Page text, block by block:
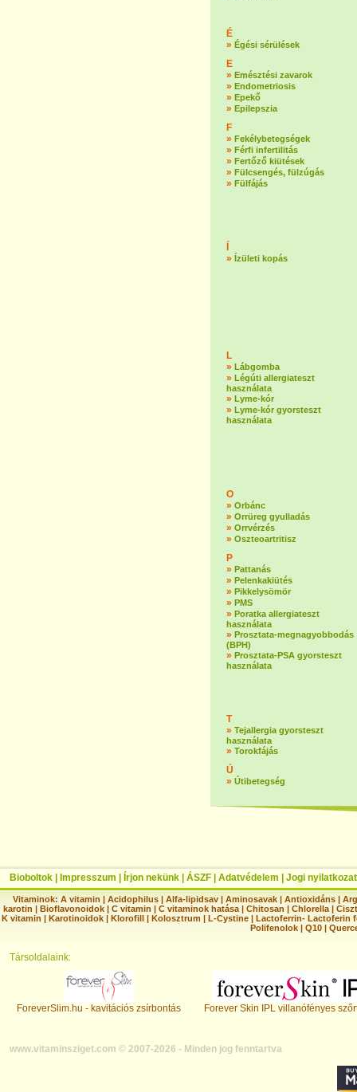
É
» Égési sérülések
E
» Emésztési zavarok
» Endometriosis
» Epekő
» Epilepszia
F
» Fekélybetegségek
» Férfi infertilitás
» Fertőző kiütések
» Fülcsengés, fülzúgás
» Fülfájás
» Ízületi kopás
L
» Lábgomba
» Légúti allergiateszt
használata
» Lyme-kór
» Lyme-kór gyorsteszt
használata
O
» Orbánc
» Orrüreg gyulladás
» Orrvérzés
» Oszteoartritisz
P
» Pattanás
» Pelenkakiütés
» Pikkelysömör
» PMS
» Poratka allergiateszt
használata
» Prosztata-megnagyobbodás
(BPH)
» Prosztata-PSA gyorsteszt
használata
T
» Tejallergia gyorsteszt
használata
» Torokfájás
Ú
» Útibetegség
Bioboltok Impresszum Írjon nekünk ÁSZF Adatvédelem Jogi nyilatkozat
Vitaminok: A vitamin |Acidophilus |Alfa-lipidsav |Aminosavak |Antioxidáns |
karotin | Bioflavonoidok | C vitamin | C vitaminok hatása | Chitosan | Chlorella |
K vitamin | Karotinoidok | Klorofill | Kolosztrum | L-Cystine | Lactoferrin- Lactoferin
Polifenolok |Q10 |
Társoldalaink:
ForeverSlim.hu - kavitációs zsírbontás Forever Skin IPL villanófényes
www.vitaminsziget.com © 2007-2026 - Minden jog fenntartva